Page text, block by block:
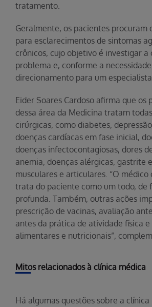
tratamento.
Geralmente, os pacientes procuram
para esclarecimentos de sintomas
crônicos, cujo objetivo é investigar a
problema e, conforme a
direcionamento para um
Eider Soares Cardoso afirma que os
dessa área da Medicina tratam
cirúrgicas, como diabetes,
doenças cardíacas em fase inicial,
doenças infectocontagiosas, dores
anemia, doenças alérgicas, gastrite
musculares e articulares. “O médico
trata do paciente como um todo, de
profunda. Também, outras ações
prescrição de vacinas, avaliação
antes da prática de atividade física
alimentares e nutricionais”,
Mitos relacionados à clínica médica
Há algumas questões sobre a